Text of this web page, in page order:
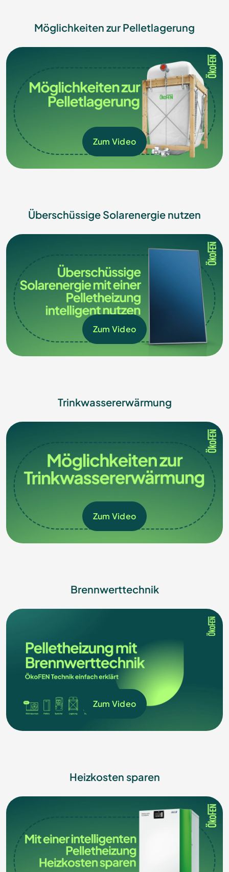
Möglichkeiten zur Pelletlagerung
Zum Video
Überschüssige Solarenergie nutzen
Zum Video
Trinkwassererwärmung
Zum Video
Brennwerttechnik
Zum Video
Heizkosten sparen